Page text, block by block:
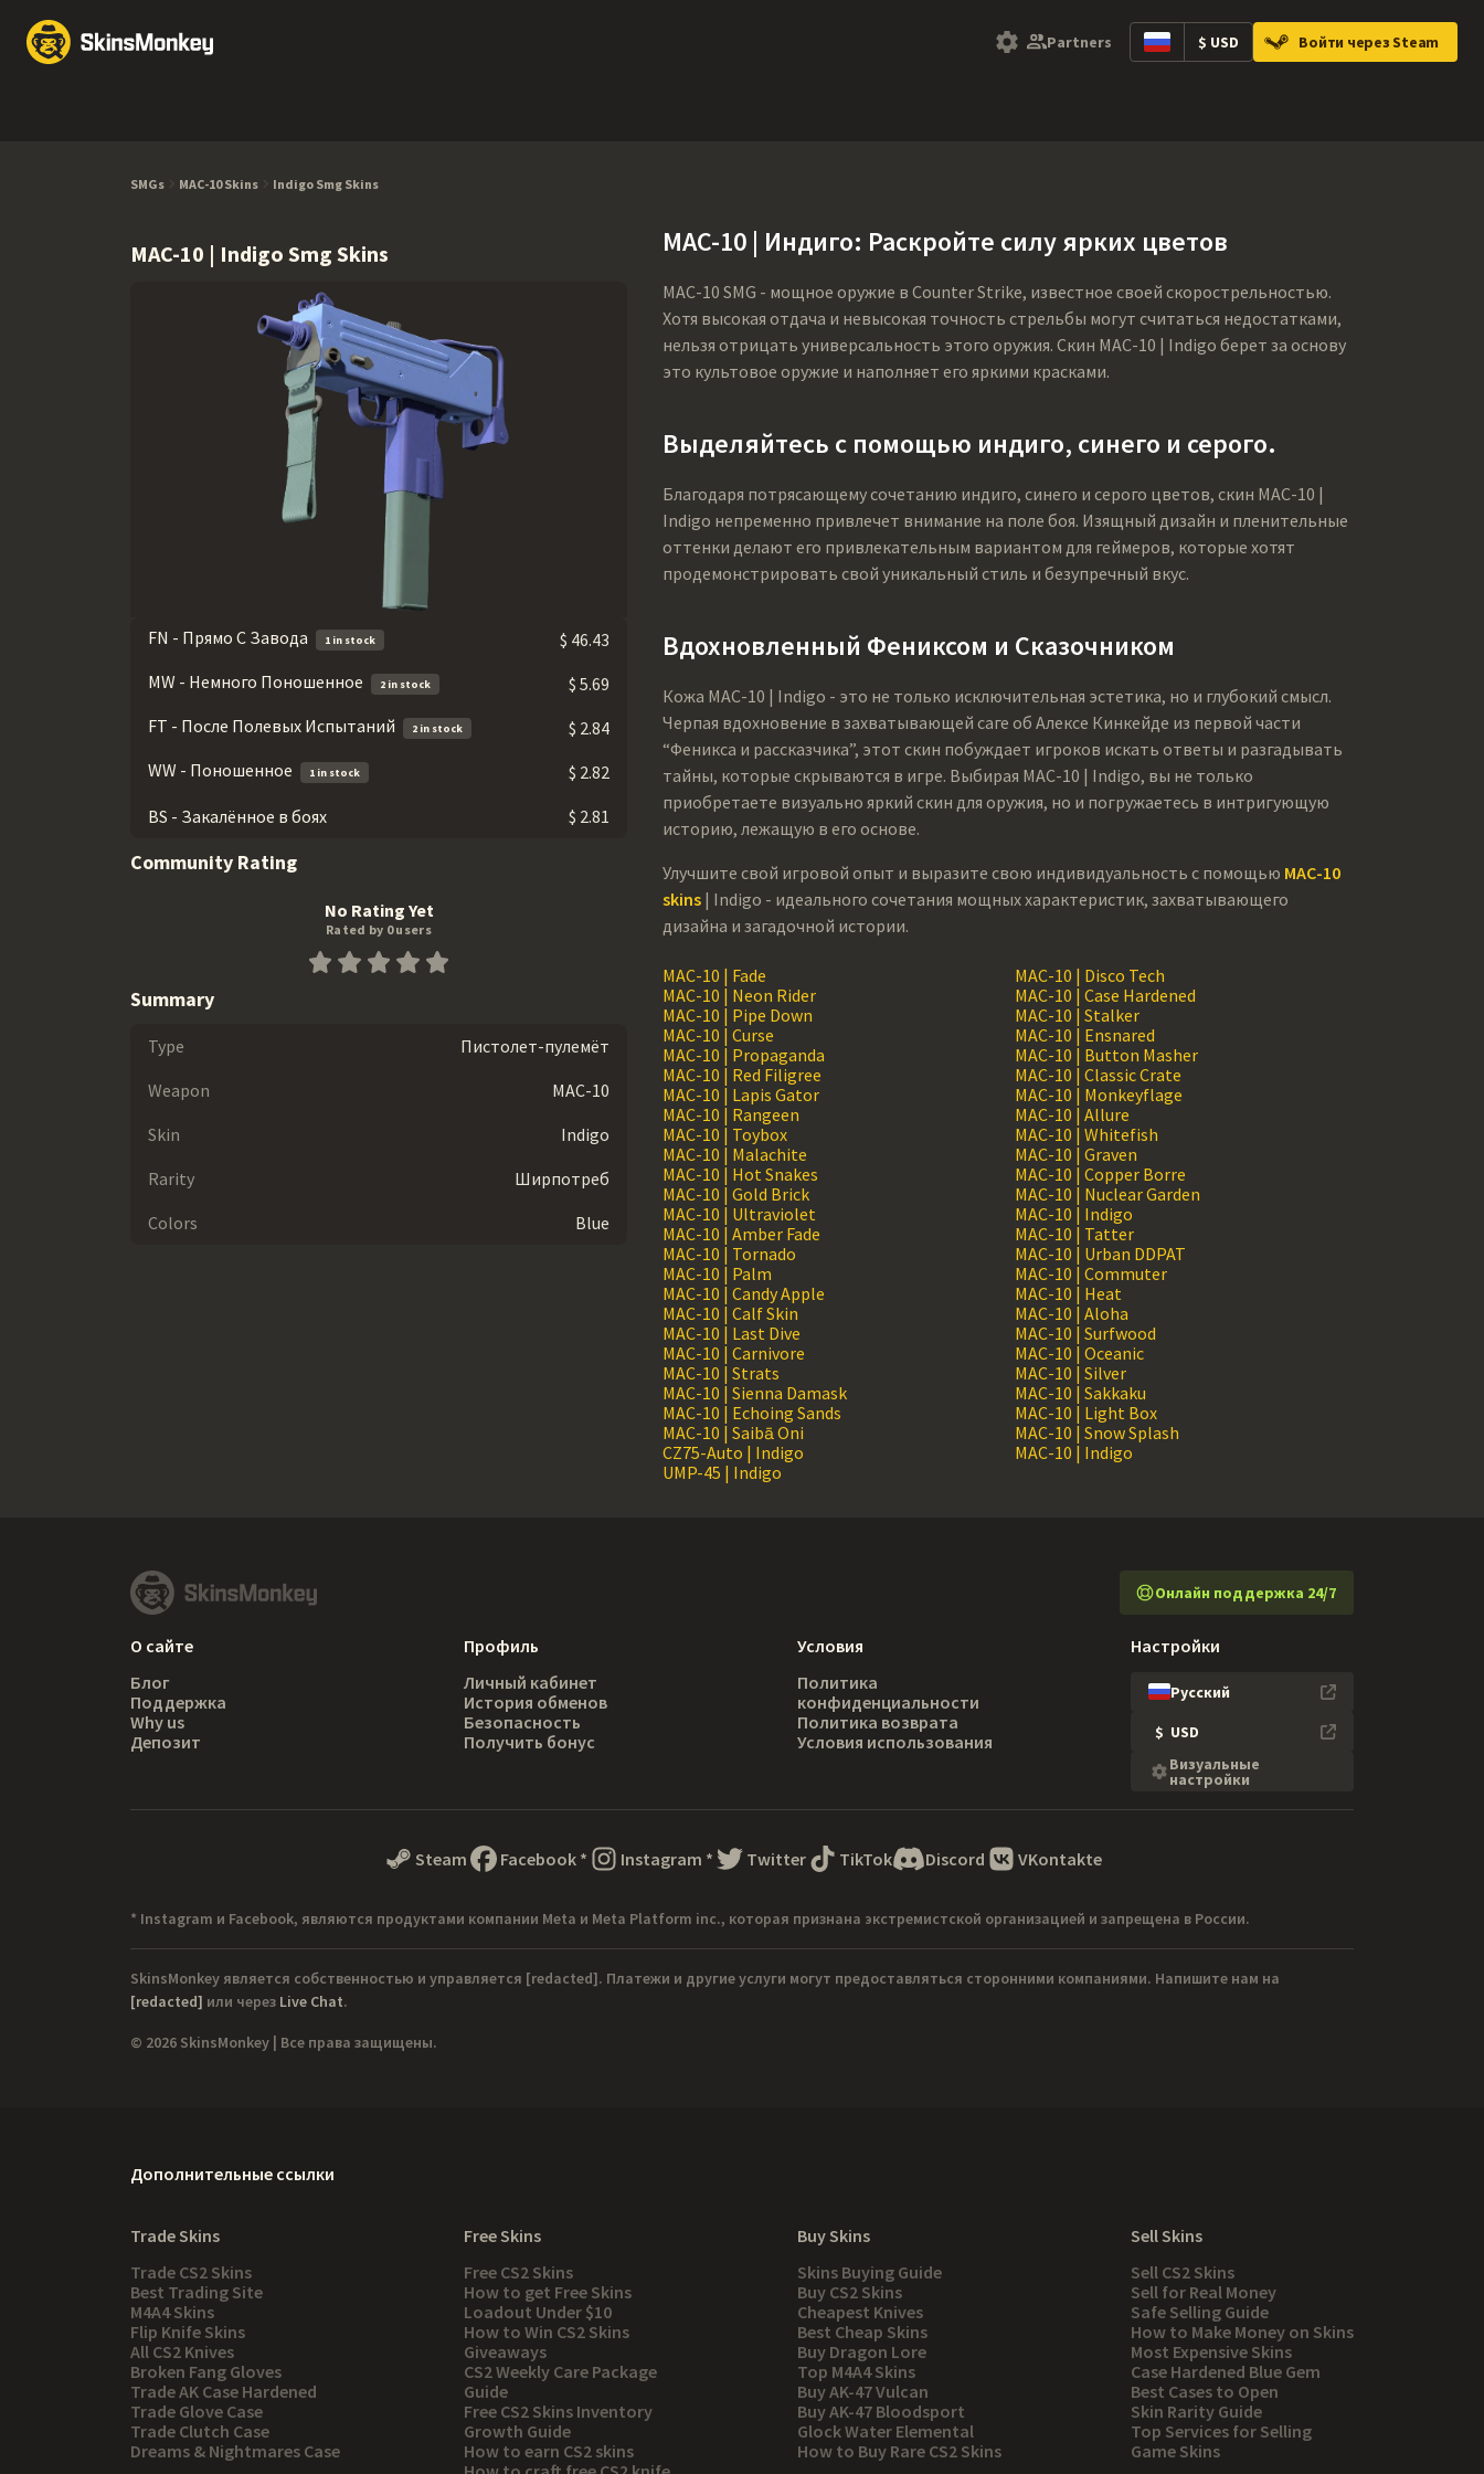
Partners $ USD Войти через Steam
SMGs MAC-10 Skins Indigo Smg Skins
MAC-10 | Indigo Smg Skins
FN - Прямо С Завода 1 in stock
$ 46.43
MW - Немного Поношенное
2 in stock
$ 5.69
FT - После Полевых Испытаний
2 in stock
$ 2.84
WW - Поношенное
1 in stock
$ 2.82
BS - Закалённое в боях
$ 2.81
Community Rating
No Rating Yet
Rated by 0 users
Summary
Type
Пистолет-пулемёт
Weapon
MAC-10
Skin
Indigo
Rarity
Ширпотреб
Colors
Blue
MAC-10 | Индиго: Раскройте силу ярких цветов
MAC-10 SMG - мощное оружие в Counter Strike, известное своей скорострельностью.
Хотя высокая отдача и невысокая точность стрельбы могут считаться недостатками,
нельзя отрицать универсальность этого оружия. Скин MAC-10 | Indigo берет за основу
это культовое оружие и наполняет его яркими красками.
Выделяйтесь с помощью индиго, синего и серого.
Благодаря потрясающему сочетанию индиго, синего и серого цветов, скин MAC-10 |
Indigo непременно привлечет внимание на поле боя. Изящный дизайн и пленительные
оттенки делают его привлекательным вариантом для геймеров, которые хотят
продемонстрировать свой уникальный стиль и безупречный вкус.
Вдохновленный Фениксом и Сказочником
Кожа MAC-10 | Indigo - это не только исключительная эстетика, но и глубокий смысл.
Черпая вдохновение в захватывающей саге об Алексе Кинкейде из первой части
“Феникса и рассказчика”, этот скин побуждает игроков искать ответы и разгадывать
тайны, которые скрываются в игре. Выбирая MAC-10 | Indigo, вы не только
приобретаете визуально яркий скин для оружия, но и погружаетесь в интригующую
историю, лежащую в его основе.
Улучшите свой игровой опыт и выразите свою индивидуальность с помощью MAC-10
skins | Indigo - идеального сочетания мощных характеристик, захватывающего
дизайна и загадочной истории.
MAC-10 | Fade
MAC-10 | Disco Tech
MAC-10 | Neon Rider
MAC-10 | Case Hardened
MAC-10 | Pipe Down
MAC-10 | Stalker
MAC-10 | Curse
MAC-10 | Ensnared
MAC-10 | Propaganda
MAC-10 | Button Masher
MAC-10 | Red Filigree
MAC-10 | Classic Crate
MAC-10 | Lapis Gator
MAC-10 | Monkeyflage
MAC-10 | Rangeen
MAC-10 | Allure
MAC-10 | Toybox
MAC-10 | Whitefish
MAC-10 | Malachite
MAC-10 | Graven
MAC-10 | Hot Snakes
MAC-10 | Copper Borre
MAC-10 | Gold Brick
MAC-10 | Nuclear Garden
MAC-10 | Ultraviolet
MAC-10 | Indigo
MAC-10 | Amber Fade
MAC-10 | Tatter
MAC-10 | Tornado
MAC-10 | Urban DDPAT
MAC-10 | Palm
MAC-10 | Commuter
MAC-10 | Candy Apple
MAC-10 | Heat
MAC-10 | Calf Skin
MAC-10 | Aloha
MAC-10 | Last Dive
MAC-10 | Surfwood
MAC-10 | Carnivore
MAC-10 | Oceanic
MAC-10 | Strats
MAC-10 | Silver
MAC-10 | Sienna Damask
MAC-10 | Sakkaku
MAC-10 | Echoing Sands
MAC-10 | Light Box
MAC-10 | Saibā Oni
MAC-10 | Snow Splash
CZ75-Auto | Indigo
MAC-10 | Indigo
UMP-45 | Indigo
Онлайн поддержка 24/7
О сайте
Блог
Поддержка
Why us
Депозит
Профиль
Личный кабинет
История обменов
Безопасность
Получить бонус
Условия
Политика
конфиденциальности
Политика возврата
Условия использования
Настройки
Русский
$ USD
Визуальные
настройки
Steam Facebook * Instagram * Twitter TikTok Discord VKontakte
* Instagram и Facebook, являются продуктами компании Meta и Meta Platform inc., которая признана экстремистской организацией и запрещена в России.
SkinsMonkey является собственностью и управляется [redacted]. Платежи и другие услуги могут предоставляться сторонними компаниями. Напишите нам на
[redacted] или через Live Chat.
© 2026 SkinsMonkey | Все права защищены.
Дополнительные ссылки
Trade Skins
Trade CS2 Skins
Best Trading Site
M4A4 Skins
Flip Knife Skins
All CS2 Knives
Broken Fang Gloves
Trade AK Case Hardened
Trade Glove Case
Trade Clutch Case
Dreams & Nightmares Case
Free Skins
Free CS2 Skins
How to get Free Skins
Loadout Under $10
How to Win CS2 Skins
Giveaways
CS2 Weekly Care Package
Guide
Free CS2 Skins Inventory
Growth Guide
How to earn CS2 skins
Buy Skins
Skins Buying Guide
Buy CS2 Skins
Cheapest Knives
Best Cheap Skins
Buy Dragon Lore
Top M4A4 Skins
Buy AK-47 Vulcan
Buy AK-47 Bloodsport
Glock Water Elemental
How to Buy Rare CS2 Skins
Sell Skins
Sell CS2 Skins
Sell for Real Money
Safe Selling Guide
How to Make Money on Skins
Most Expensive Skins
Case Hardened Blue Gem
Best Cases to Open
Skin Rarity Guide
Top Services for Selling
Game Skins